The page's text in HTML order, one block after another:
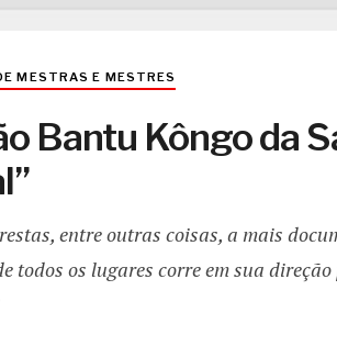
MESTRAS E MESTRES
Bantu Kôngo da
entre outras coisas, a mais
todos os lugares corre em sua